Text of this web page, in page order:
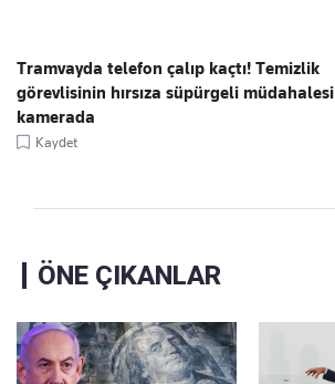
Tramvayda telefon çalıp kaçtı! Temizlik
görevlisinin hırsıza süpürgeli müdahalesi
kamerada
Kaydet
ÖNE ÇIKANLAR